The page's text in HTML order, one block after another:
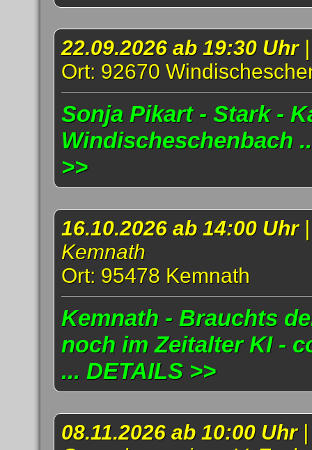
22.09.2026 ab 19:30 Uhr
Ort: 92670
Sonja Pikart - Stark -
Windischeschenbach
>>
16.10.2026 ab 14:00 Uhr
Kemnath
Ort: 95478 Kemnath
Kemnath - Brauchts
noch im Zeitalter KI -
... DETAILS >>
08.11.2026 ab 10:00 Uhr |